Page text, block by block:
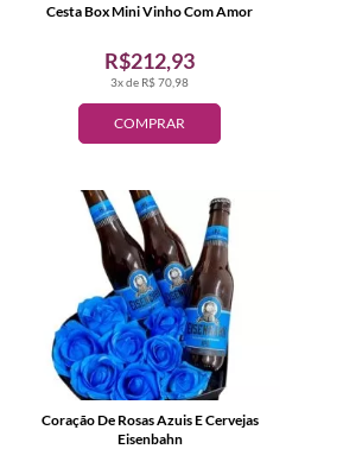
COMPRAR
3x de R$ 70,98
R$212,93
Cesta Box Mini Vinho Com Amor
Coração De Rosas Azuis E Cervejas
Eisenbahn